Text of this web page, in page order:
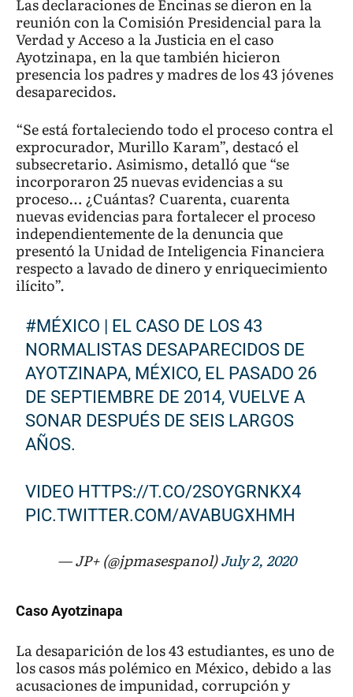
Las declaraciones de Encinas se dieron en la
reunión con la Comisión Presidencial para la
Verdad y Acceso a la Justicia en el caso
Ayotzinapa, en la que también hicieron
presencia los padres y madres de los 43 jóvenes
desaparecidos.
“Se está fortaleciendo todo el proceso contra el
exprocurador, Murillo Karam”, destacó el
subsecretario. Asimismo, detalló que “se
incorporaron 25 nuevas evidencias a su
proceso… ¿Cuántas? Cuarenta, cuarenta
nuevas evidencias para fortalecer el proceso
independientemente de la denuncia que
presentó la Unidad de Inteligencia Financiera
respecto a lavado de dinero y enriquecimiento
ilícito”.
#MÉXICO | EL CASO DE LOS 43
NORMALISTAS DESAPARECIDOS DE
AYOTZINAPA, MÉXICO, EL PASADO 26
DE SEPTIEMBRE DE 2014, VUELVE A
SONAR DESPUÉS DE SEIS LARGOS
AÑOS.
VIDEO HTTPS://T.CO/2SOYGRNKX4
PIC.TWITTER.COM/AVABUGXHMH
— JP+ (@jpmasespanol)July 2, 2020
Caso Ayotzinapa
La desaparición de los 43 estudiantes, es uno de
los casos más polémico en México, debido a las
acusaciones de impunidad, corrupción y